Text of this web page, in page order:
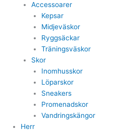
Accessoarer
Kepsar
Midjeväskor
Ryggsäckar
Träningsväskor
Skor
Inomhusskor
Löparskor
Sneakers
Promenadskor
Vandringskängor
Herr